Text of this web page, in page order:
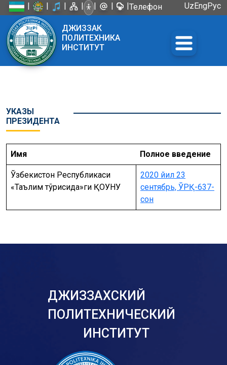
| | | | | | |Телефон
UzEngРус
ДЖИЗЗАК
ПОЛИТЕХНИКА
ИНСТИТУТ
УКАЗЫ
ПРЕЗИДЕНТА
Имя Полное введение
Ўзбекистон Республикаси
«Таълим тўғрисида»ги ҚОУНУ
2020 йил 23
сентябрь, ЎРҚ-637-
сон
ДЖИЗЗАХСКИЙ
ПОЛИТЕХНИЧЕСКИЙ
ИНСТИТУТ